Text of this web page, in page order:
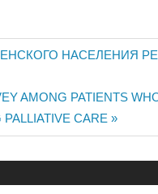
НАСЕЛЕНИЯ
AMONG PATIENTS
CARE